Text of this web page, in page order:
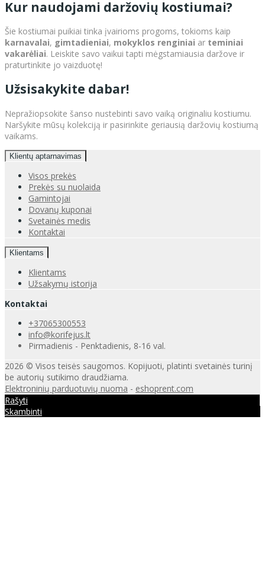
Kur naudojami daržovių kostiumai?
Šie kostiumai puikiai tinka įvairioms progoms, tokioms kaip
karnavalai, gimtadieniai, mokyklos renginiai ar teminiai
vakarėliai. Leiskite savo vaikui tapti mėgstamiausia daržove ir
praturtinkite jo vaizduotę!
Užsisakykite dabar!
Nepražiopsokite šanso nustebinti savo vaiką originaliu kostiumu.
Naršykite mūsų kolekciją ir pasirinkite geriausią daržovių kostiumą
vaikams.
Klientų aptarnavimas
Visos prekės
Prekės su nuolaida
Gamintojai
Dovanų kuponai
Svetainės medis
Kontaktai
Klientams
Klientams
Užsakymų istorija
Kontaktai
+37065300553
info@korifejus.lt
Pirmadienis - Penktadienis, 8-16 val.
2026 © Visos teisės saugomos. Kopijuoti, platinti svetainės turinį
be autorių sutikimo draudžiama.
Elektroninių parduotuvių nuoma - eshoprent.com
Rašyti
Skambinti